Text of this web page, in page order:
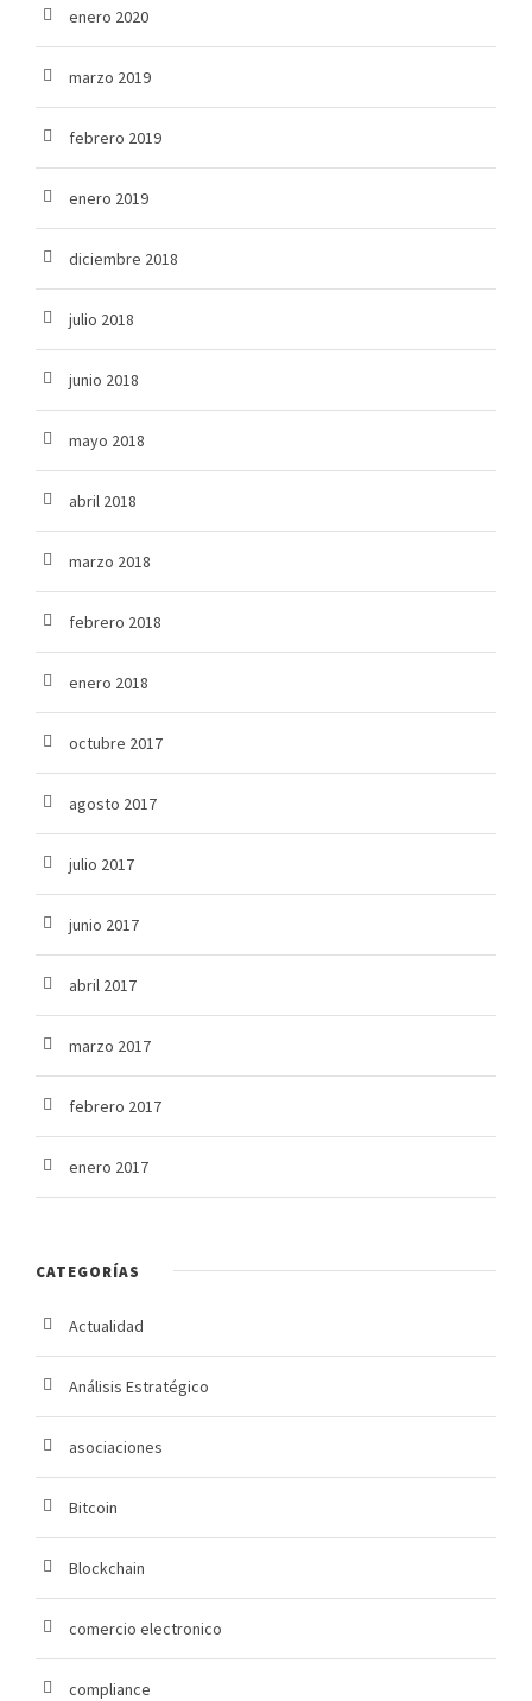
enero 2020
marzo 2019
febrero 2019
enero 2019
diciembre 2018
julio 2018
junio 2018
mayo 2018
abril 2018
marzo 2018
febrero 2018
enero 2018
octubre 2017
agosto 2017
julio 2017
junio 2017
abril 2017
marzo 2017
febrero 2017
enero 2017
CATEGORÍAS
Actualidad
Análisis Estratégico
asociaciones
Bitcoin
Blockchain
comercio electronico
compliance